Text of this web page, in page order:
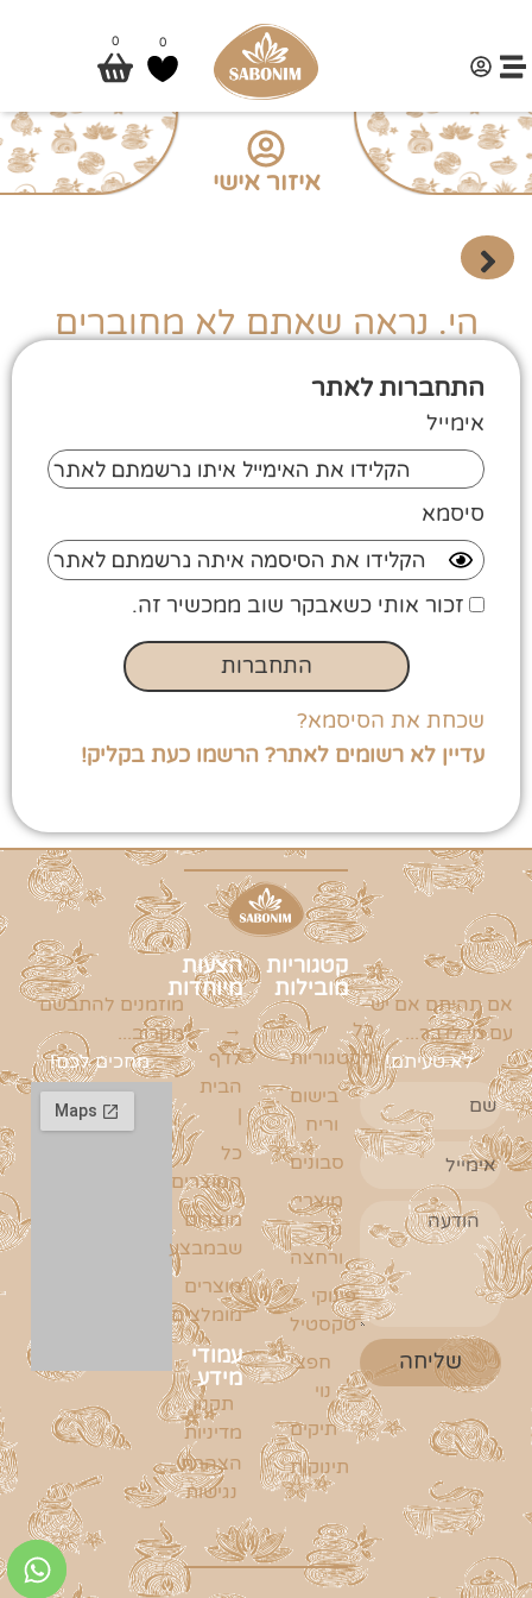
0
0
איזור אישי
הי. נראה שאתם לא מחוברים
התחברות לאתר
אימייל
סיסמא
זכור אותי כשאבקר שוב ממכשיר זה.
שכחת את הסיסמא?
עדיין לא רשומים לאתר? הרשמו כעת בקליק!
קטגוריות
מובילות
כל
הקטגוריות
בישום
וריח
סבונים
מוצרי
גוף
ורחצה
פינוקי
טקסטיל
חפצי
נוי
תיקים
תינוקות
הצעות
מיוחדות
→
לדף
הבית
|
כל
המוצרים
מוצרים
שבמבצע
מוצרים
מומלצים
עמודי
מידע
תקנון
מדיניות
הצהרת
נגישות
אם תהיתם אם יש
עם מי לדבר...
לא טעיתם!
שליחה
מוזמנים להתבשם
מקרוב...
מחכים לכם!